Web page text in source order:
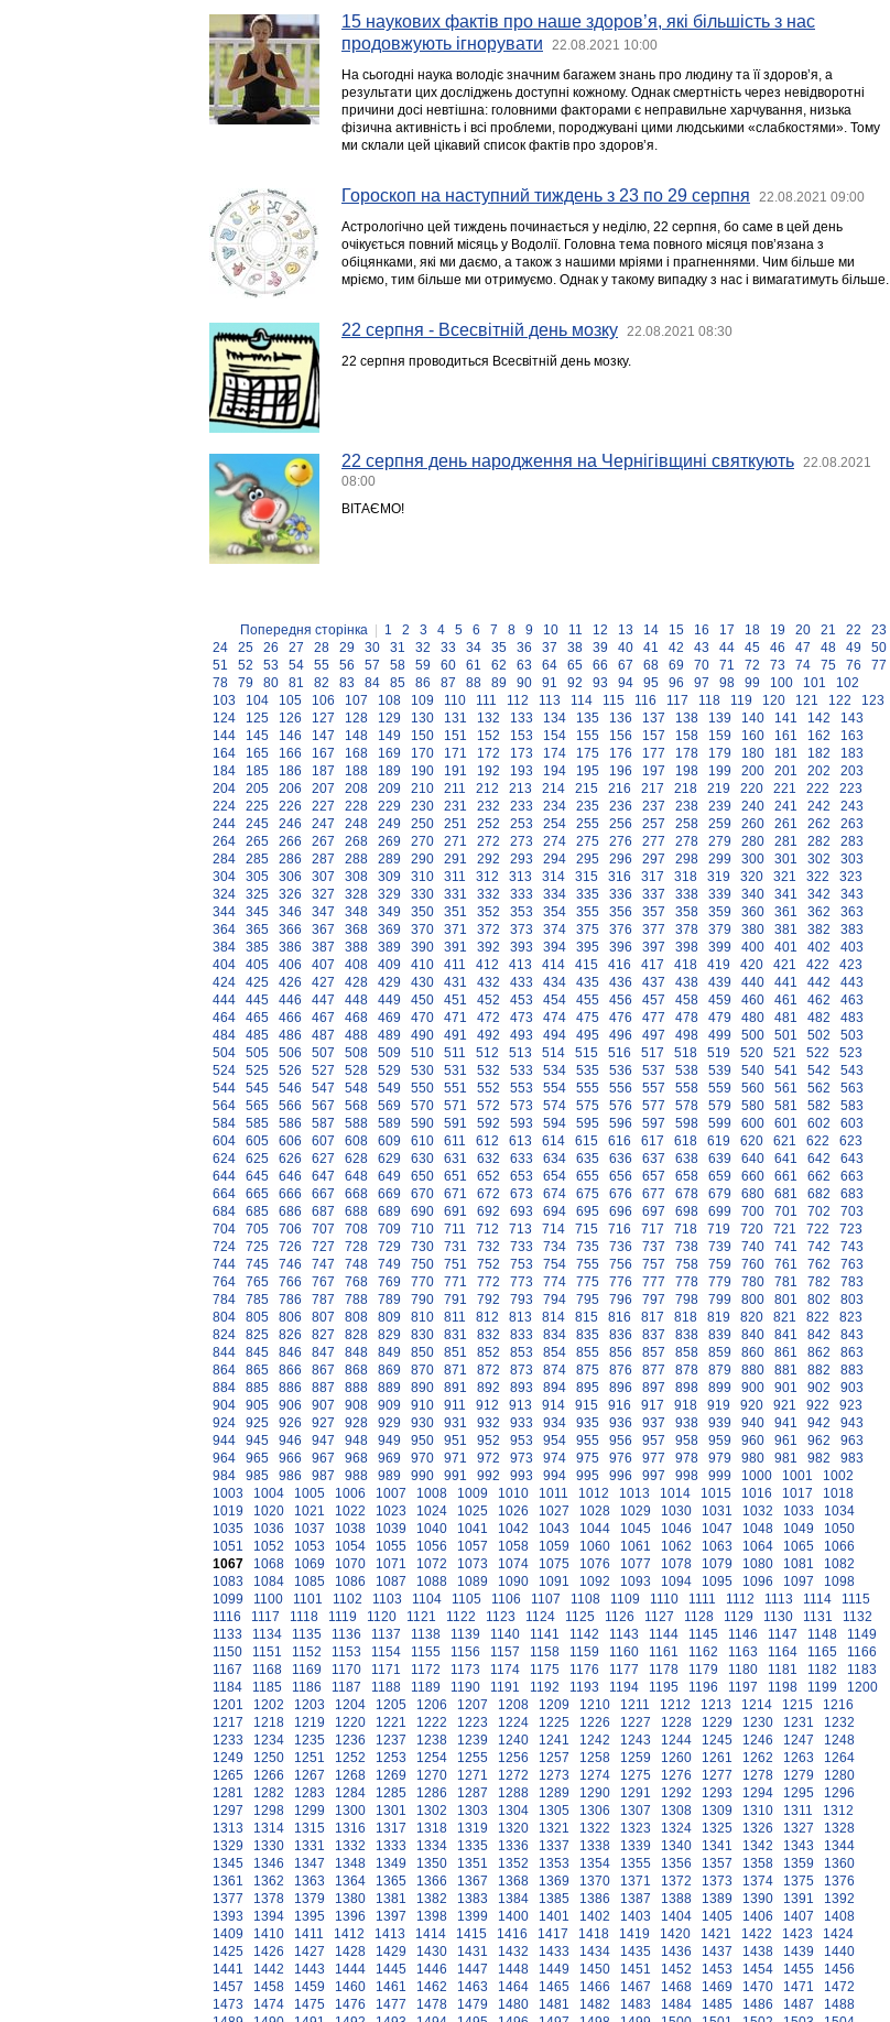
15 наукових фактів про наше здоров’я, які більшість з нас
продовжують ігнорувати
22.08.2021 10:00
На сьогодні наука володіє значним багажем знань про людину та її здоров’я, а
результати цих досліджень доступні кожному. Однак смертність через невідворотні
причини досі невтішна: головними факторами є неправильне харчування, низька
фізична активність і всі проблеми, породжувані цими людськими «слабкостями». Тому
ми склали цей цікавий список фактів про здоров’я.
Гороскоп на наступний тиждень з 23 по 29 серпня 22.08.2021 09:00
Астрологічно цей тиждень починається у неділю, 22 серпня, бо саме в цей день
очікується повний місяць у Водолії. Головна тема повного місяця пов’язана з
обіцянками, які ми даємо, а також з нашими мріями і прагненнями. Чим більше ми
мріємо, тим більше ми отримуємо. Однак у такому випадку з нас і вимагатимуть більше.
22 серпня - Всесвітній день мозку 22.08.2021 08:30
22 серпня проводиться Всесвітній день мозку.
22 серпня день народження на Чернігівщині святкують
22.08.2021
08:00
ВІТАЄМО!
Попередня сторінка 1 2 3 4 5 6 7 8 9 10 11 12 13 14 15 16 17 18 19 20 21 22
23
24
25 26 27 28 29 30 31 32 33 34 35 36 37 38 39 40 41 42 43 44 45 46 47 48 49
50
51
52 53 54 55 56 57 58 59 60 61 62 63 64 65 66 67 68 69 70 71 72 73 74 75 76
77
78
79 80 81 82 83 84 85 86 87 88 89 90 91 92 93 94 95 96 97 98 99 100 101
102
103
104 105 106 107 108 109 110 111 112 113 114 115 116 117 118 119 120 121 122
123
124
125 126 127 128 129 130 131 132 133 134 135 136 137 138 139 140 141 142
143
144
145 146 147 148 149 150 151 152 153 154 155 156 157 158 159 160 161 162
163
164
165 166 167 168 169 170 171 172 173 174 175 176 177 178 179 180 181 182
183
184
185 186 187 188 189 190 191 192 193 194 195 196 197 198 199 200 201 202
203
204
205 206 207 208 209 210 211 212 213 214 215 216 217 218 219 220 221 222
223
224
225 226 227 228 229 230 231 232 233 234 235 236 237 238 239 240 241 242
243
244
245 246 247 248 249 250 251 252 253 254 255 256 257 258 259 260 261 262
263
264
265 266 267 268 269 270 271 272 273 274 275 276 277 278 279 280 281 282
283
284
285 286 287 288 289 290 291 292 293 294 295 296 297 298 299 300 301 302
303
304
305 306 307 308 309 310 311 312 313 314 315 316 317 318 319 320 321 322
323
324
325 326 327 328 329 330 331 332 333 334 335 336 337 338 339 340 341 342
343
344
345 346 347 348 349 350 351 352 353 354 355 356 357 358 359 360 361 362
363
364
365 366 367 368 369 370 371 372 373 374 375 376 377 378 379 380 381 382
383
384
385 386 387 388 389 390 391 392 393 394 395 396 397 398 399 400 401 402
403
404
405 406 407 408 409 410 411 412 413 414 415 416 417 418 419 420 421 422
423
424
425 426 427 428 429 430 431 432 433 434 435 436 437 438 439 440 441 442
443
444
445 446 447 448 449 450 451 452 453 454 455 456 457 458 459 460 461 462
463
464
465 466 467 468 469 470 471 472 473 474 475 476 477 478 479 480 481 482
483
484
485 486 487 488 489 490 491 492 493 494 495 496 497 498 499 500 501 502
503
504
505 506 507 508 509 510 511 512 513 514 515 516 517 518 519 520 521 522
523
524
525 526 527 528 529 530 531 532 533 534 535 536 537 538 539 540 541 542
543
544
545 546 547 548 549 550 551 552 553 554 555 556 557 558 559 560 561 562
563
564
565 566 567 568 569 570 571 572 573 574 575 576 577 578 579 580 581 582
583
584
585 586 587 588 589 590 591 592 593 594 595 596 597 598 599 600 601 602
603
604
605 606 607 608 609 610 611 612 613 614 615 616 617 618 619 620 621 622
623
624
625 626 627 628 629 630 631 632 633 634 635 636 637 638 639 640 641 642
643
644
645 646 647 648 649 650 651 652 653 654 655 656 657 658 659 660 661 662
663
664
665 666 667 668 669 670 671 672 673 674 675 676 677 678 679 680 681 682
683
684
685 686 687 688 689 690 691 692 693 694 695 696 697 698 699 700 701 702
703
704
705 706 707 708 709 710 711 712 713 714 715 716 717 718 719 720 721 722
723
724
725 726 727 728 729 730 731 732 733 734 735 736 737 738 739 740 741 742
743
744
745 746 747 748 749 750 751 752 753 754 755 756 757 758 759 760 761 762
763
764
765 766 767 768 769 770 771 772 773 774 775 776 777 778 779 780 781 782
783
784
785 786 787 788 789 790 791 792 793 794 795 796 797 798 799 800 801 802
803
804
805 806 807 808 809 810 811 812 813 814 815 816 817 818 819 820 821 822
823
824
825 826 827 828 829 830 831 832 833 834 835 836 837 838 839 840 841 842
843
844
845 846 847 848 849 850 851 852 853 854 855 856 857 858 859 860 861 862
863
864
865 866 867 868 869 870 871 872 873 874 875 876 877 878 879 880 881 882
883
884
885 886 887 888 889 890 891 892 893 894 895 896 897 898 899 900 901 902
903
904
905 906 907 908 909 910 911 912 913 914 915 916 917 918 919 920 921 922
923
924
925 926 927 928 929 930 931 932 933 934 935 936 937 938 939 940 941 942
943
944
945 946 947 948 949 950 951 952 953 954 955 956 957 958 959 960 961 962
963
964
965 966 967 968 969 970 971 972 973 974 975 976 977 978 979 980 981 982
983
984
985 986 987 988 989 990 991 992 993 994 995 996 997 998 999 1000 1001
1002
1003
1004 1005 1006 1007 1008 1009 1010 1011 1012 1013 1014 1015 1016 1017
1018
1019
1020 1021 1022 1023 1024 1025 1026 1027 1028 1029 1030 1031 1032 1033
1034
1035
1036 1037 1038 1039 1040 1041 1042 1043 1044 1045 1046 1047 1048 1049
1050
1051
1052 1053 1054 1055 1056 1057 1058 1059 1060 1061 1062 1063 1064 1065
1066
1067
1068 1069 1070 1071 1072 1073 1074 1075 1076 1077 1078 1079 1080 1081
1082
1083
1084 1085 1086 1087 1088 1089 1090 1091 1092 1093 1094 1095 1096 1097
1098
1099
1100 1101 1102 1103 1104 1105 1106 1107 1108 1109 1110 1111 1112 1113 1114
1115
1116
1117 1118 1119 1120 1121 1122 1123 1124 1125 1126 1127 1128 1129 1130 1131
1132
1133
1134 1135 1136 1137 1138 1139 1140 1141 1142 1143 1144 1145 1146 1147 1148
1149
1150
1151 1152 1153 1154 1155 1156 1157 1158 1159 1160 1161 1162 1163 1164 1165
1166
1167
1168 1169 1170 1171 1172 1173 1174 1175 1176 1177 1178 1179 1180 1181 1182
1183
1184
1185 1186 1187 1188 1189 1190 1191 1192 1193 1194 1195 1196 1197 1198 1199
1200
1201
1202 1203 1204 1205 1206 1207 1208 1209 1210 1211 1212 1213 1214 1215
1216
1217
1218 1219 1220 1221 1222 1223 1224 1225 1226 1227 1228 1229 1230 1231
1232
1233
1234 1235 1236 1237 1238 1239 1240 1241 1242 1243 1244 1245 1246 1247
1248
1249
1250 1251 1252 1253 1254 1255 1256 1257 1258 1259 1260 1261 1262 1263
1264
1265
1266 1267 1268 1269 1270 1271 1272 1273 1274 1275 1276 1277 1278 1279
1280
1281
1282 1283 1284 1285 1286 1287 1288 1289 1290 1291 1292 1293 1294 1295
1296
1297
1298 1299 1300 1301 1302 1303 1304 1305 1306 1307 1308 1309 1310 1311
1312
1313
1314 1315 1316 1317 1318 1319 1320 1321 1322 1323 1324 1325 1326 1327
1328
1329
1330 1331 1332 1333 1334 1335 1336 1337 1338 1339 1340 1341 1342 1343
1344
1345
1346 1347 1348 1349 1350 1351 1352 1353 1354 1355 1356 1357 1358 1359
1360
1361
1362 1363 1364 1365 1366 1367 1368 1369 1370 1371 1372 1373 1374 1375
1376
1377
1378 1379 1380 1381 1382 1383 1384 1385 1386 1387 1388 1389 1390 1391
1392
1393
1394 1395 1396 1397 1398 1399 1400 1401 1402 1403 1404 1405 1406 1407
1408
1409
1410 1411 1412 1413 1414 1415 1416 1417 1418 1419 1420 1421 1422 1423
1424
1425
1426 1427 1428 1429 1430 1431 1432 1433 1434 1435 1436 1437 1438 1439
1440
1441
1442 1443 1444 1445 1446 1447 1448 1449 1450 1451 1452 1453 1454 1455
1456
1457
1458 1459 1460 1461 1462 1463 1464 1465 1466 1467 1468 1469 1470 1471
1472
1473
1474 1475 1476 1477 1478 1479 1480 1481 1482 1483 1484 1485 1486 1487
1488